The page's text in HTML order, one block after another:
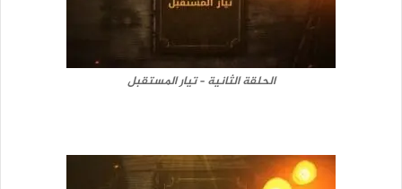
الحلقة الثانية – تيار المستقبل